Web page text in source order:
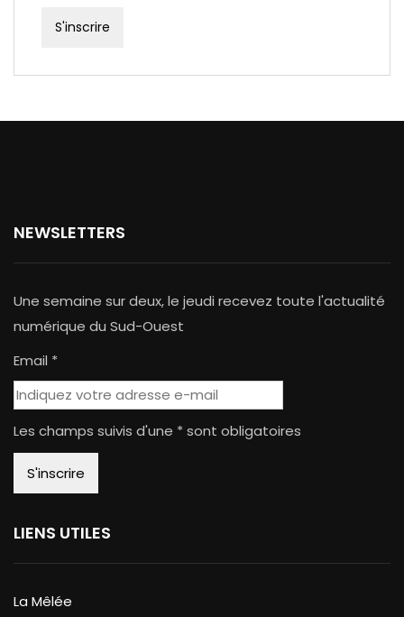
NEWSLETTERS
Une semaine sur deux, le jeudi recevez toute l'actualité
numérique du Sud-Ouest
Email *
Les champs suivis d'une * sont obligatoires
LIENS UTILES
La Mêlée